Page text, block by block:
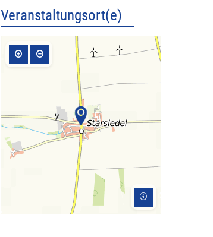
Veranstaltungsort(e)